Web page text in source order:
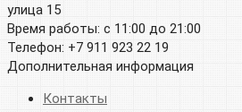
улица 15
Время работы: с 11:00 до 21:00
Телефон: +7 911 923 22 19
Дополнительная информация
Контакты